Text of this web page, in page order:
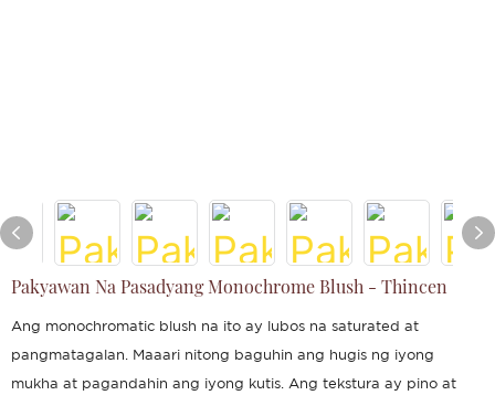
Pakyawan Na Pasadyang Monochrome Blush - Thincen
Ang monochromatic blush na ito ay lubos na saturated at
pangmatagalan. Maaari nitong baguhin ang hugis ng iyong
mukha at pagandahin ang iyong kutis. Ang tekstura ay pino at